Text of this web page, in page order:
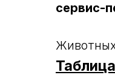
сервис-